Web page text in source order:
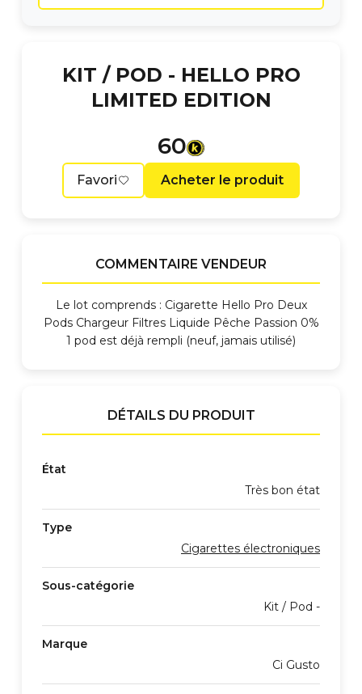
KIT / POD - HELLO PRO
LIMITED EDITION
60
Favori Acheter le produit
COMMENTAIRE VENDEUR
Le lot comprends : Cigarette Hello Pro Deux
Pods Chargeur Filtres Liquide Pêche Passion 0%
1 pod est déjà rempli (neuf, jamais utilisé)
DÉTAILS DU PRODUIT
État
Très bon état
Type
Cigarettes électroniques
Sous-catégorie
Kit / Pod -
Marque
Ci Gusto